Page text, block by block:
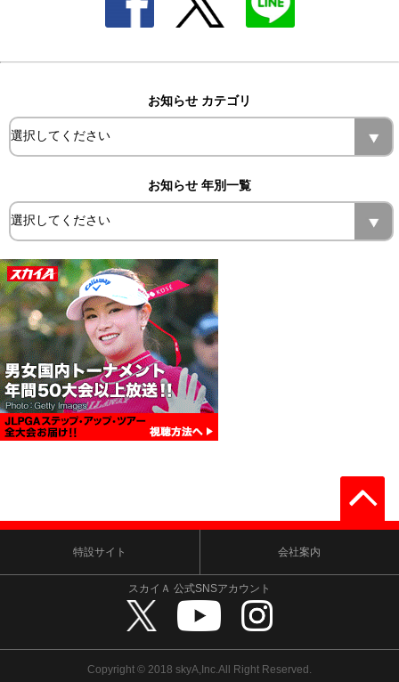
お知らせ カテゴリ
お知らせ 年別一覧
特設サイト 会社案内
スカイＡ 公式SNSアカウント
Copyright © 2018 skyA,Inc.All Right Reserved.